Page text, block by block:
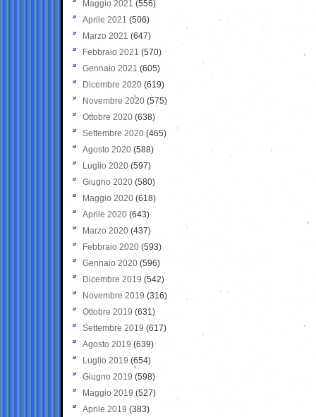
Maggio 2021 (556)
Aprile 2021 (506)
Marzo 2021 (647)
Febbraio 2021 (570)
Gennaio 2021 (605)
Dicembre 2020 (619)
Novembre 2020 (575)
Ottobre 2020 (638)
Settembre 2020(465)
Agosto 2020 (588)
Luglio 2020 (597)
Giugno 2020 (580)
Maggio 2020 (618)
Aprile 2020 (643)
Marzo 2020 (437)
Febbraio 2020 (593)
Gennaio 2020 (596)
Dicembre 2019 (542)
Novembre 2019 (316)
Ottobre 2019 (631)
Settembre 2019 (617)
Agosto 2019 (639)
Luglio 2019 (654)
Giugno 2019 (598)
Maggio 2019 (527)
Aprile 2019 (383)